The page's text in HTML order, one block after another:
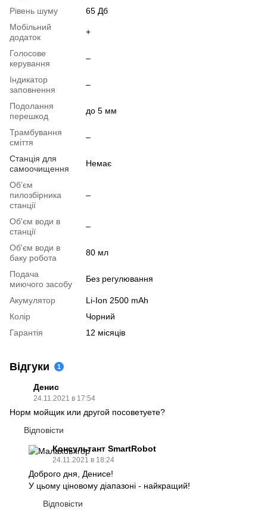
Рівень шуму
65 Дб
Мобільний
додаток
+
Голосове
керування
–
Індикатор
заповнення
–
Подолання
перешкод
до 5 мм
Трамбування
сміття
–
Станція для
самоочищення
Немає
Об’єм
пилозбірника
станції
–
Об'єм води в
станції
–
Об'єм води в
баку робота
80 мл
Подача
миючого засобу
Без регулювання
Акумулятор
Li-Ion 2500 mAh
Колір
Чорний
Гарантія
12 місяців
Відгуки 1
Денис
24.11.2021 в 17:54
Норм мойщик или другой посоветуете?
Відповісти
Консультант SmartRobot
24.11.2021 в 18:24
Доброго дня, Денисе!
У цьому ціновому діапазоні - найкращий!
Відповісти